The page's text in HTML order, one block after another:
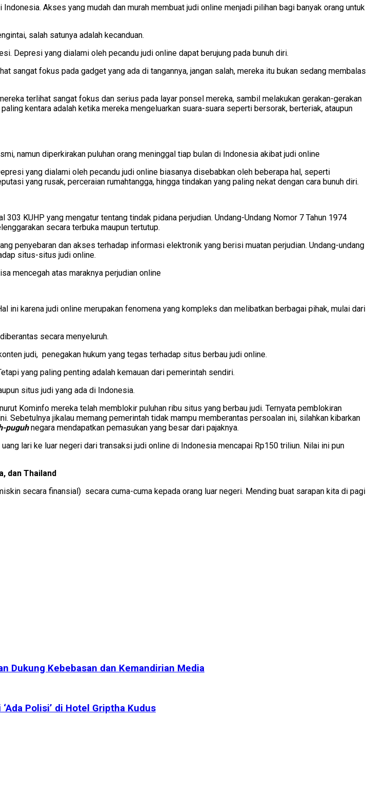
Akses yang mudah dan murah membuat judi online menjadi pilihan bagi banyak orang untuk
salah satunya adalah kecanduan.
Depresi yang dialami oleh pecandu judi online dapat berujung pada bunuh diri.
sangat fokus pada gadget yang ada di tangannya, jangan salah, mereka itu bukan sedang membalas
terlihat sangat fokus dan serius pada layar ponsel mereka, sambil melakukan gerakan-gerakan
kentara adalah ketika mereka mengeluarkan suara-suara seperti bersorak, berteriak, ataupun
namun diperkirakan puluhan orang meninggal tiap bulan di Indonesia akibat judi online
yang dialami oleh pecandu judi online biasanya disebabkan oleh beberapa hal, seperti
yang rusak, perceraian rumahtangga, hingga tindakan yang paling nekat dengan cara bunuh diri.
KUHP yang mengatur tentang tindak pidana perjudian. Undang-Undang Nomor 7 Tahun 1974
secara terbuka maupun tertutup.
penyebaran dan akses terhadap informasi elektronik yang berisi muatan perjudian. Undang-undang
situs-situs judi online.
mencegah atas maraknya perjudian online
ini karena judi online merupakan fenomena yang kompleks dan melibatkan berbagai pihak, mulai dari
secara menyeluruh.
judi, penegakan hukum yang tegas terhadap situs berbau judi online.
yang paling penting adalah kemauan dari pemerintah sendiri.
situs judi yang ada di Indonesia.
Kominfo mereka telah memblokir puluhan ribu situs yang berbau judi. Ternyata pemblokiran
jikalau memang pemerintah tidak mampu memberantas persoalan ini, silahkan kibarkan
puguhnegara mendapatkan pemasukan yang besar dari pajaknya.
lari ke luar negeri dari transaksi judi online di Indonesia mencapai Rp150 triliun. Nilai ini pun
dan Thailand
secara finansial) secara cuma-cuma kepada orang luar negeri. Mending buat sarapan kita di pagi
Dukung Kebebasan dan Kemandirian Media
Polisi’ di Hotel Griptha Kudus